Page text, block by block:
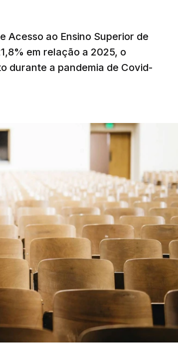
dos combustíveis desceram
semanas têm sido marcadas por
revertida na próxima semana.
Acesso ao Ensino Superior de
em relação a 2025, o
durante a pandemia de Covid-